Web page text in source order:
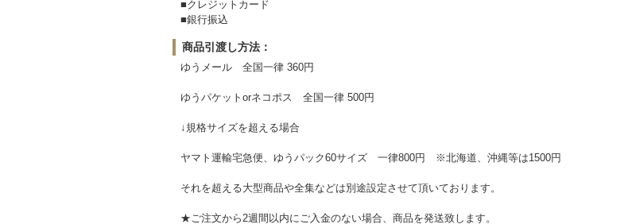
■クレジットカード
■銀行振込
商品引渡し方法：
ゆうメール 全国一律 360円
ゆうパケットorネコポス 全国一律 500円
↓規格サイズを超える場合
ヤマト運輸宅急便、ゆうパック60サイズ 一律800円 ※北海道、沖縄等は1500円
それを超える大型商品や全集などは別途設定させて頂いております。
★ご注文から2週間以内にご入金のない場合、商品を発送致します。